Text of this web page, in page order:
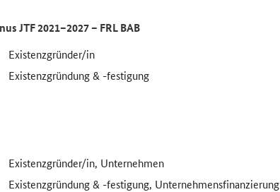
JTF 2021–2027 – FRL BAB
Existenzgründer/in
Existenzgründung & -festigung
Existenzgründer/in, Unternehmen
Existenzgründung & -festigung, Unternehmensfinanzierung